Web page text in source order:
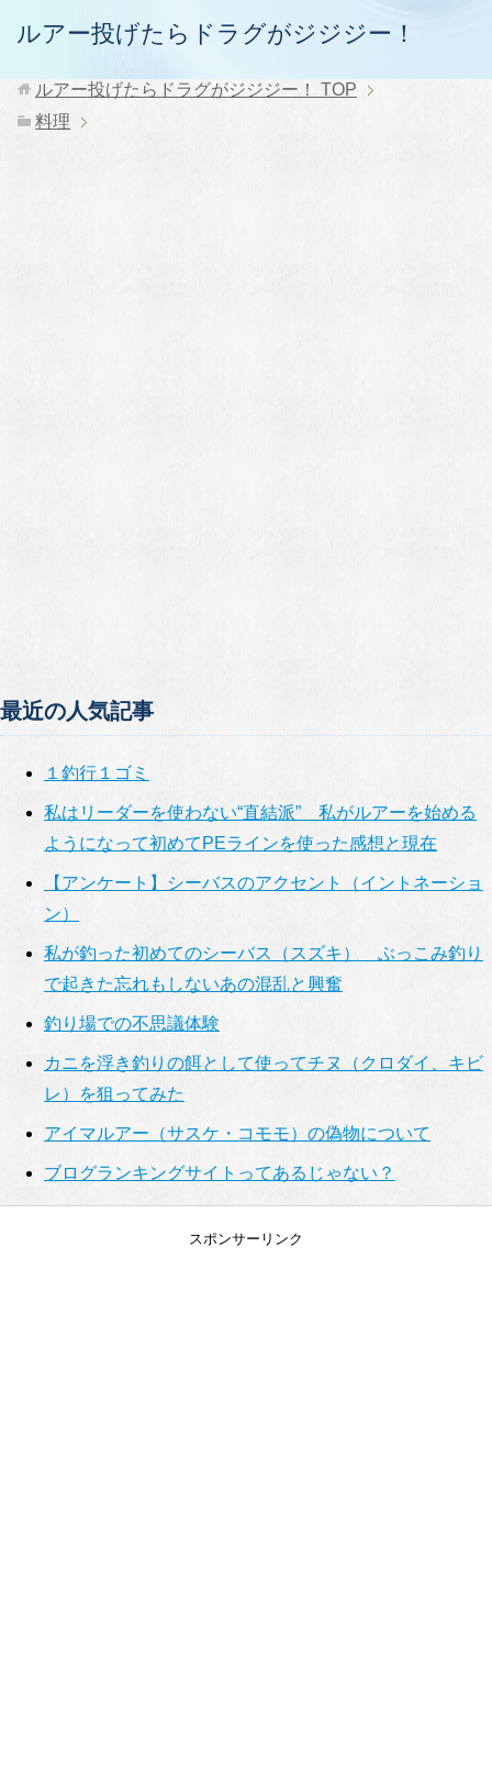
ルアー投げたらドラグがジジジー！
ルアー投げたらドラグがジジジー！
TOP
料理
最近の人気記事
１釣行１ゴミ
私はリーダーを使わない“直結派” 私がルアーを始める
ようになって初めてPEラインを使った感想と現在
【アンケート】シーバスのアクセント（イントネーショ
ン）
私が釣った初めてのシーバス（スズキ） ぶっこみ釣り
で起きた忘れもしないあの混乱と興奮
釣り場での不思議体験
カニを浮き釣りの餌として使ってチヌ（クロダイ、キビ
レ）を狙ってみた
アイマルアー（サスケ・コモモ）の偽物について
ブログランキングサイトってあるじゃない？
スポンサーリンク